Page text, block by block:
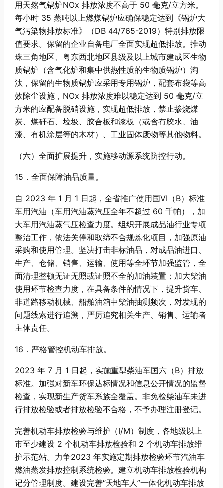
用天然气锅炉NOx 排放浓度不高于 50 毫克/立方米。
每小时 35 蒸吨以上燃煤锅炉应确保稳定达到《锅炉大
气污染物排放标准》（DB 44/765-2019）特别排放限
值要求。保留的企业自备电厂全面实现超低排放。推动
珠三角地区、粤东西北地区县级及以上城市建成区生物
质锅炉（含气化炉和集中供热性质的生物质锅炉）淘
汰，保留的生物质锅炉应采用专用锅炉，配套布袋等高
效除尘设施，NOx 排放浓度难以稳定达到 50 毫克/立
方米的应配备脱硝设施，实现超低排放，禁止掺烧煤
炭、煤矸石、垃圾、胶合板和漆板（或含有胶水、油
漆、有机涂层等的木材）、工业固体废物等其他物料。
（六）全面扩展提升，实施移动源系统防控行动。
15．全面保障油品质量。
自 2023 年 1 月 1 日起，全省推广使用国VI（B）标准
车用汽油（车用汽油蒸汽压全年不超过 60 千帕），加
大车用汽油蒸气压检查力度。组织开展成品油行业专项
整治工作，依法关停和取缔不合规炼化项目，加强原油
采购和使用管理。坚决打击非标油品，对成品油进口、
生产、仓储、销售、运输、使用等全环节加强监管，全
面清理整顿无证无照或证照不全的加油装置；加大柴油
使用环节检查力度，在具备条件的情况下，提升货车、
非道路移动机械、船舶油箱中柴油抽测频次，对发现的
问题线索进行追溯，严厉追究相关生产、销售、运输者
主体责任。
16．严格管控机动车排放。
2023 年 7 月 1 日起，实施重型柴油车国六（B）排放
标准。加强对新车环保达标情况和信息公开情况的监督
检查，实现新生产货车系族全覆盖。非免检柴油车未进
行排放检验或者排放检验不合格，不予办理注册登记。
完善机动车排放检验与维护（I/M）制度，各地级以上
市至少建设 2 个机动车排放检验和 2 个机动车排放维
护示范站。力争2023 年实施定期排放检验环节汽油车
燃油蒸发排放控制系统检验。建立机动车排放检验机构
记分管理制度。建设完善“天地车人”一体化机动车排放